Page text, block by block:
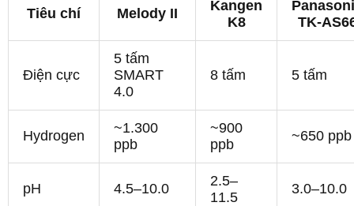
Tiêu chí Melody II
Kangen
K8
TK-
Điện cực
5 tấm
SMART
4.0
8 tấm 5 tấm
Hydrogen
~1.300
ppb
~900
ppb
~650 ppb
pH 4.5–10.0
2.5–
11.5
3.0–10.0